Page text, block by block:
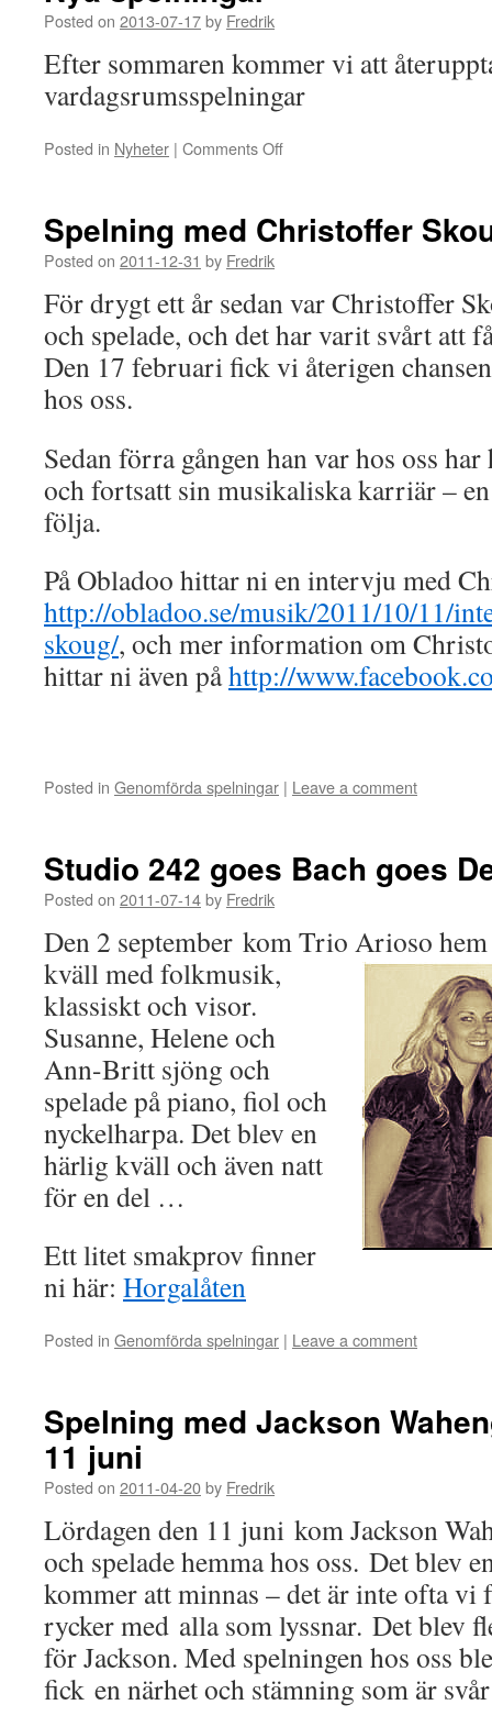
Posted on 2013-07-17by Fredrik
Efter sommaren kommer vi att
vardagsrumsspelningar
Posted in Nyheter | Comments Off
Spelning med Christoffer
Posted on 2011-12-31 by Fredrik
För drygt ett år sedan var Christoffer
och spelade, och det har varit svårt att
Den 17 februari fick vi återigen
hos oss.
Sedan förra gången han var hos oss
och fortsatt sin musikaliska karriär –
följa.
På Obladoo hittar ni en intervju med
http://obladoo.se/musik/2011/10/11/
skoug/, och mer information om
hittar ni även påhttp://
Posted in Genomförda spelningar | Leave a comment
Studio 242 goes Bach goes
Posted on 2011-07-14by Fredrik
Den 2 september kom Trio Arioso
kväll med folkmusik,
klassiskt och visor.
Susanne, Helene och
Ann-Britt sjöng och
spelade på piano, fiol och
nyckelharpa. Det blev en
härlig kväll och även natt
för en del …
Ett litet smakprov finner
ni här: Horgalåten
Posted in Genomförda spelningar | Leave a comment
Spelning med Jackson
11 juni
Posted on 2011-04-20by Fredrik
Lördagen den 11 juni kom Jackson
och spelade hemma hos oss. Det blev
kommer att minnas – det är inte ofta vi
rycker med alla som lyssnar. Det blev
för Jackson. Med spelningen hos oss
fick en närhet och stämning som är